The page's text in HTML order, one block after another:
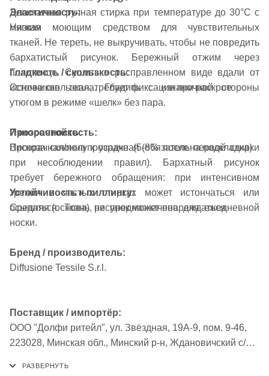
Деликатная ручная стирка при температуре до 30°C с
мягким моющим средством для чувствительных
тканей. Не тереть, не выкручивать, чтобы не повредить
бархатистый рисунок. Бережный отжим через
полотенце. Сушить в расправленном виде вдали от
источников тепла. Гладить с изнаночной стороны
утюгом в режиме «шелк» без пара.
Износостойкость:
Вискоза склонна к усадке (5-8% после первой стирки
при несоблюдении правил). Бархатный рисунок
требует бережного обращения: при интенсивном
трении и частых стирках может истончаться или
осыпаться. Ткань не предназначена для ежедневной
носки.
Эластичность:
Низкая
Гладкость / скользкость:
Основа скользкая, требует фиксации при раскрое
Прозрачность:
Прозрачная/полупрозрачная (обязательна подкладка)
Устойчивость к пиллингу:
Средняя (основа), рисунок может повреждаться
Бренд / производитель:
Diffusione Tessile S.r.l.
Поставщик / импортёр:
ООО "Долфи ритейл", ул. Звёздная, 19А-9, пом. 9-46,
223028, Минская обл., Минский р-н, Ждановичский с/с,